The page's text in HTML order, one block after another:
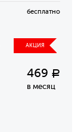
бесплатно
АКЦИЯ
469 Р
в месяц